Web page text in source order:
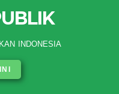
INDONESIA